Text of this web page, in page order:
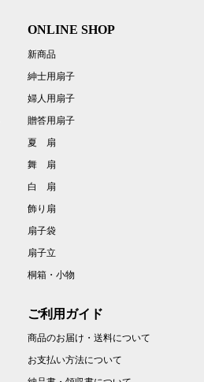
ONLINE SHOP
新商品
紳士用扇子
婦人用扇子
贈答用扇子
夏 扇
舞 扇
白 扇
飾り扇
扇子袋
扇子立
桐箱・小物
ご利用ガイド
商品のお届け・送料について
お支払い方法について